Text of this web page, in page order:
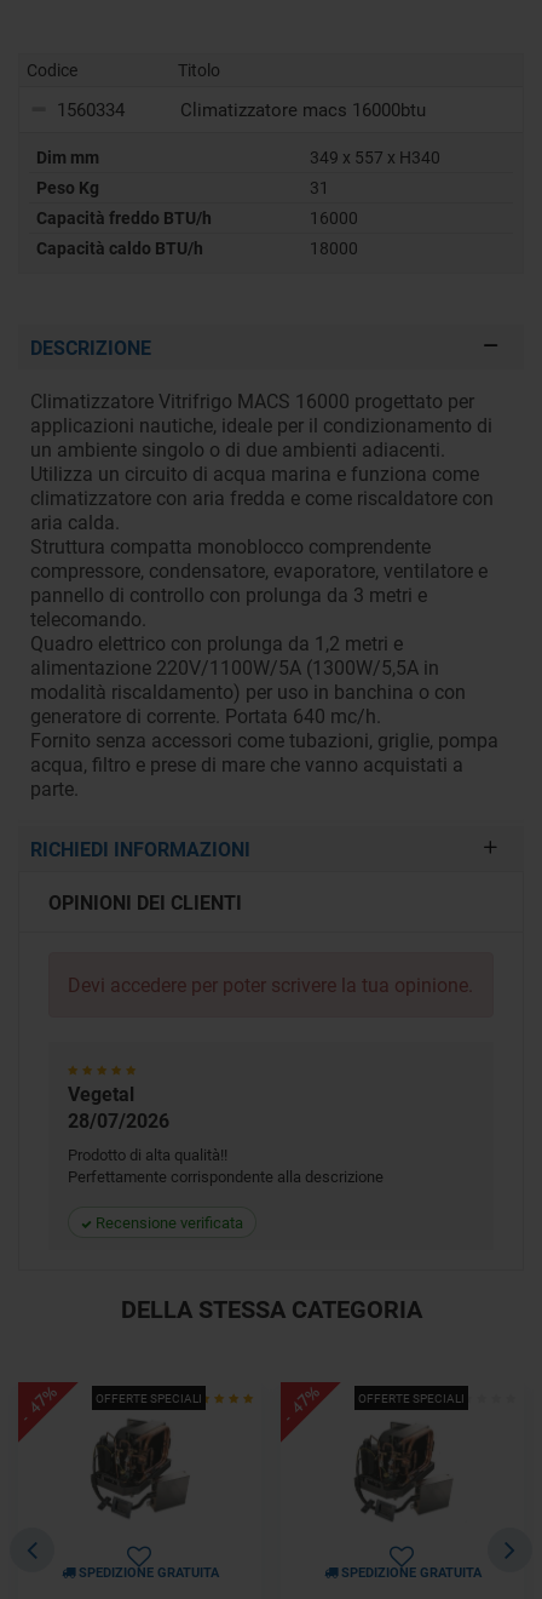
Codice Titolo
1560334 Climatizzatore macs 16000btu
Dim mm
349 x 557 x H340
Peso Kg
31
Capacità freddo BTU/h
16000
Capacità caldo BTU/h
18000
DESCRIZIONE
Climatizzatore Vitrifrigo MACS 16000 progettato per
applicazioni nautiche, ideale per il condizionamento di
un ambiente singolo o di due ambienti adiacenti.
Utilizza un circuito di acqua marina e funziona come
climatizzatore con aria fredda e come riscaldatore con
aria calda.
Struttura compatta monoblocco comprendente
compressore, condensatore, evaporatore, ventilatore e
pannello di controllo con prolunga da 3 metri e
telecomando.
Quadro elettrico con prolunga da 1,2 metri e
alimentazione 220V/1100W/5A (1300W/5,5A in
modalità riscaldamento) per uso in banchina o con
generatore di corrente. Portata 640 mc/h.
Fornito senza accessori come tubazioni, griglie, pompa
acqua, filtro e prese di mare che vanno acquistati a
parte.
RICHIEDI INFORMAZIONI
OPINIONI DEI CLIENTI
Devi accedere per poter scrivere la tua opinione.
Vegetal
28/07/2026
Prodotto di alta qualità!!
Perfettamente corrispondente alla descrizione
Recensione verificata
DELLA STESSA CATEGORIA
OFFERTE SPECIALI
- 47%
SPEDIZIONE GRATUITA
OFFERTE SPECIALI
- 47%
SPEDIZIONE GRATUITA